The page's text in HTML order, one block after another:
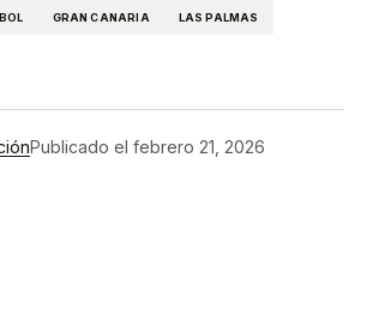
GRAN CANARIA LAS PALMAS
Publicado el febrero 21, 2026